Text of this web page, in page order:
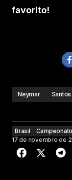
favorito!
Neymar Santos
Brasil
17 de novembro de